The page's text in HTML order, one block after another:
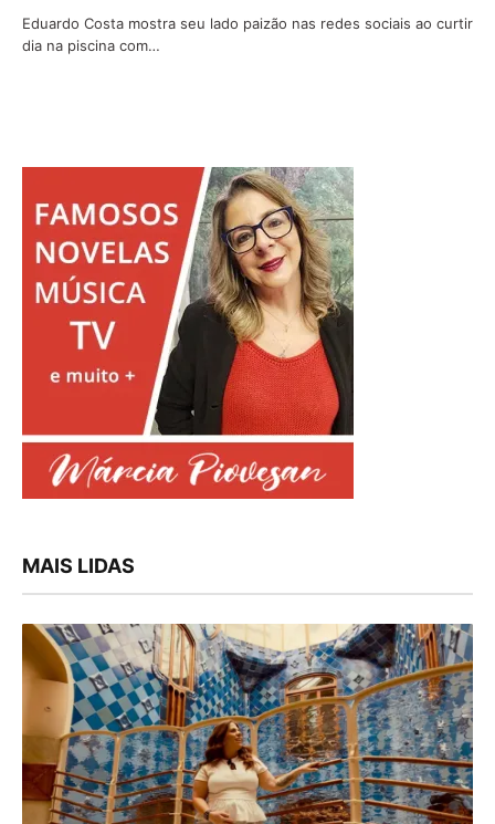
Eduardo Costa mostra seu lado paizão nas redes sociais ao curtir
dia na piscina com…
MAIS LIDAS